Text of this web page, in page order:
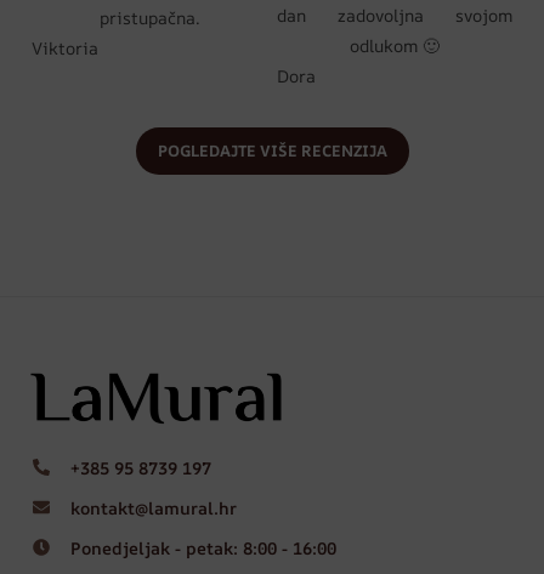
pristupačna.
Viktoria
dan zadovoljna svojom
odlukom 🙂
Dora
POGLEDAJTE VIŠE RECENZIJA
+385 95 8739 197
kontakt@lamural.hr
Ponedjeljak - petak: 8:00 - 16:00